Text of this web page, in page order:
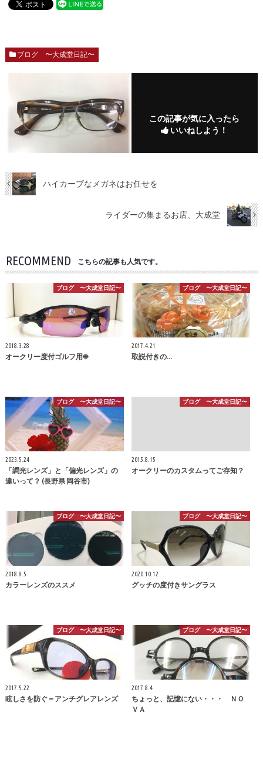
ブログ 〜大成堂日記〜
この記事が気に入ったら
いいねしよう！
ハイカーブなメガネはお任せを
ライダーの集まるお店、大成堂
RECOMMEND こちらの記事も人気です。
ブログ 〜大成堂日記〜
2018.3.28
オークリー度付ゴルフ用☀
ブログ 〜大成堂日記〜
2017.4.21
取説付きの…
ブログ 〜大成堂日記〜
2023.5.24
「調光レンズ」と「偏光レンズ」の
違いって？ (長野県 岡谷市)
ブログ 〜大成堂日記〜
2015.8.15
オークリーのカスタムってご存知？
ブログ 〜大成堂日記〜
2018.8.5
カラーレンズのススメ
ブログ 〜大成堂日記〜
2020.10.12
グッチの度付きサングラス
ブログ 〜大成堂日記〜
2017.5.22
眩しさを防ぐ＝アンチグレアレンズ
ブログ 〜大成堂日記〜
2017.8.4
ちょっと、記憶にない・・・ ＮＯ
ＶＡ